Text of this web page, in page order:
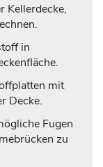
Kellerdecke,
in
mit
Decke.
Fugen
zu